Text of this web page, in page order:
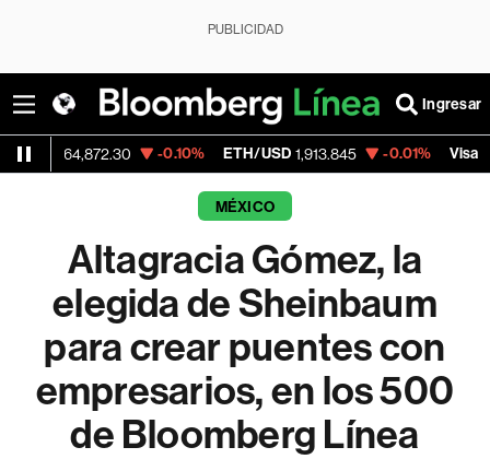
PUBLICIDAD
Ingresar
-0.10% ETH/USD 1,913.845 -0.01% Visa 362.50
MÉXICO
Altagracia Gómez, la
elegida de Sheinbaum
para crear puentes con
empresarios, en los 500
de Bloomberg Línea